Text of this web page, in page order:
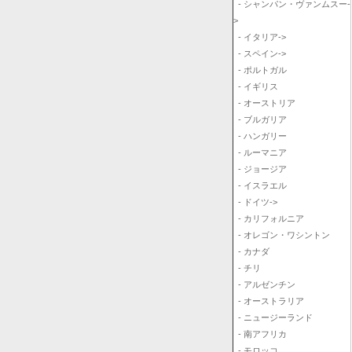
- シャンパン・ヴァンムスー-
>
- イタリア->
- スペイン->
- ポルトガル
- イギリス
- オーストリア
- ブルガリア
- ハンガリー
- ルーマニア
- ジョージア
- イスラエル
- ドイツ->
- カリフォルニア
- オレゴン・ワシントン
- カナダ
- チリ
- アルゼンチン
- オーストラリア
- ニュージーランド
- 南アフリカ